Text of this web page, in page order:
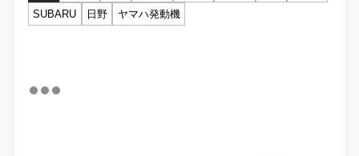
SUBARU
日野 ヤマハ発動機